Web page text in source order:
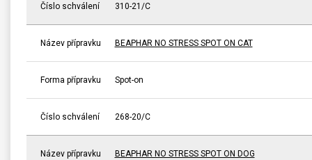
Číslo schválení 310-21/C
Název přípravku BEAPHAR NO STRESS SPOT ON CAT
Forma přípravku Spot-on
Číslo schválení 268-20/C
Název přípravku BEAPHAR NO STRESS SPOT ON DOG